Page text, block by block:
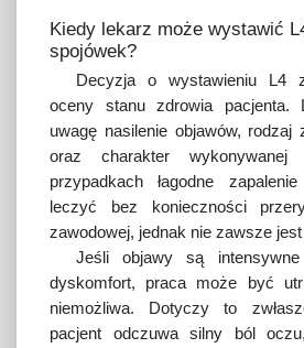
Kiedy lekarz może wystawić
spojówek?
Decyzja o wystawieniu L4
oceny stanu zdrowia pacjenta.
uwagę nasilenie objawów, rodzaj
oraz charakter
przypadkach łagodne
leczyć bez konieczności
zawodowej, jednak nie zawsze
Jeśli objawy są
dyskomfort, praca może być
niemożliwa. Dotyczy to
pacjent odczuwa silny ból